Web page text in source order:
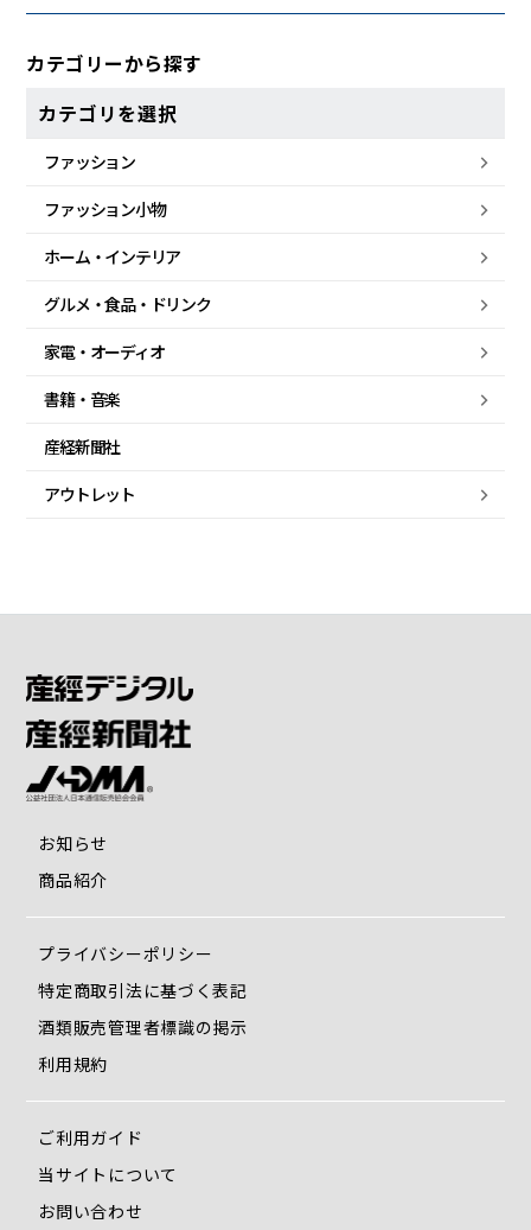
カテゴリーから探す
カテゴリを選択
ファッション
ファッション小物
ホーム・ インテリア
グルメ・食品・ ドリンク
家電・ オーディオ
書籍・音楽
産経新聞社
アウトレット
お知らせ
商品紹介
プライバシーポリシー
特定商取引法に基づく表記
酒類販売管理者標識の掲示
利用規約
ご利用ガイド
当サイトについて
お問い合わせ